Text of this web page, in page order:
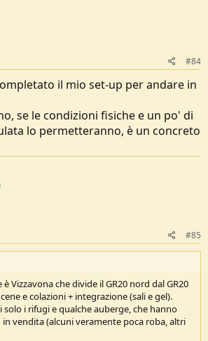
#84
il mio set-up per andare in
se le condizioni fisiche e un po' di
lo permetteranno, è un concreto
#85
Vizzavona che divide il GR20 nord dal GR20
e colazioni + integrazione (sali e gel).
i rifugi e qualche auberge, che hanno
vendita (alcuni veramente poca roba, altri